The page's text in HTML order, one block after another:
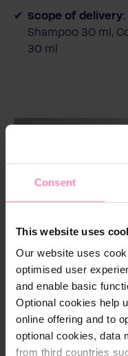
Consent
This website uses
Our website uses
optimised user
and enable basic
Optional cookies help
online offering and to
optional cookies, data
from third countries
Scope of delivery:
Shampoo 30 ml,
30 ml
BWT
Kalk- en
aanslag in
douchewanden.